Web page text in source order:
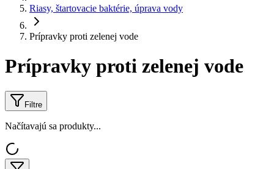
Riasy, štartovacie baktérie, úprava vody
Prípravky proti zelenej vode
Prípravky proti zelenej vode
Filtre
Načítavajú sa produkty...